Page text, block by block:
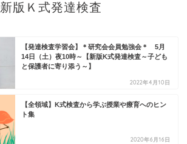
新版Ｋ式発達検査
【発達検査学習会】＊研究会会員勉強会＊ 5月
14日（土）夜10時～【新版K式発達検査～子ども
と保護者に寄り添う～】
2022年4月10日
【全領域】K式検査から学ぶ授業や療育へのヒン
ト集
2020年6月16日